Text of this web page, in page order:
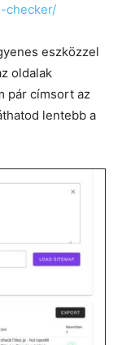
checker/
eszközzel
oldalak
pár címsort az
lentebb a